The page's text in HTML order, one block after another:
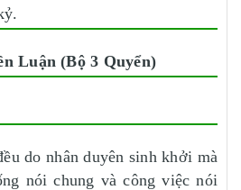
Luận (Bộ 3 Quyển)
do nhân duyên sinh khởi mà
nói chung và công việc nói